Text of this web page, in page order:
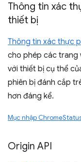
Thông tin xác
thiết bị
Thông tin xác thực
cho phép các trang
với thiết bị cụ thể
phiên bị đánh cắp
hơn đáng kể.
Mục nhập
Origin API